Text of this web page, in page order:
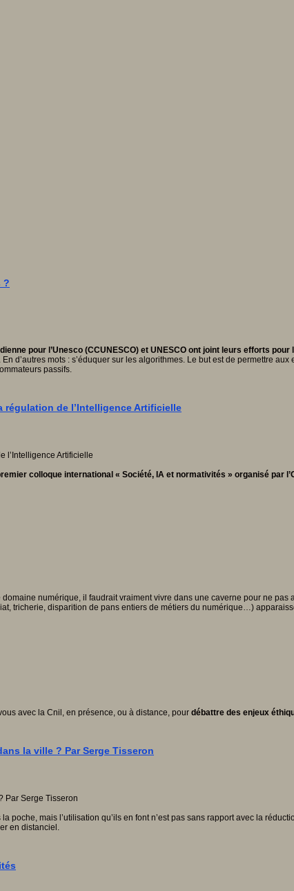
?
pour l’Unesco (CCUNESCO) et UNESCO ont joint leurs efforts
d’autres mots : s’éduquer sur les algorithmes. Le but est de permettre
passifs.
de l’Intelligence Artificielle
colloque international « Société, IA et normativités » organisé par
numérique, il faudrait vraiment vivre dans une caverne pour ne
tricherie, disparition de pans entiers de métiers du numérique…)
avec la Cnil, en présence, ou à distance, pour débattre des enjeux
la ville ? Par Serge Tisseron
poche, mais l’utilisation qu’ils en font n’est pas sans rapport avec la
en distanciel.